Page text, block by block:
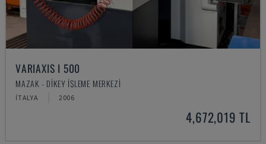
VARIAXIS I 500
MAZAK - DIKEY İŞLEME MERKEZI
İTALYA 2006
4,672,019 TL